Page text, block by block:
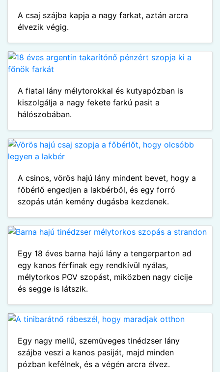
A csaj szájba kapja a nagy farkat, aztán arcra
élvezik végig.
A fiatal lány mélytorokkal és kutyapózban is
kiszolgálja a nagy fekete farkú pasit a
hálószobában.
A csinos, vörös hajú lány mindent bevet, hogy a
főbérlő engedjen a lakbérből, és egy forró
szopás után kemény dugásba kezdenek.
Egy 18 éves barna hajú lány a tengerparton ad
egy kanos férfinak egy rendkívül nyálas,
mélytorkos POV szopást, miközben nagy cicije
és segge is látszik.
Egy nagy mellű, szemüveges tinédzser lány
szájba veszi a kanos pasiját, majd minden
pózban kefélnek, és a végén arcra élvez.